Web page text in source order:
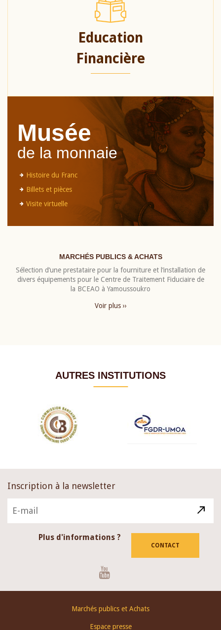
Education
Financière
Musée
de la monnaie
Histoire du Franc
Billets et pièces
Visite virtuelle
MARCHÉS PUBLICS & ACHATS
Sélection d’une prestataire pour la fourniture et l’installation de
divers équipements pour le Centre de Traitement Fiduciaire de
la BCEAO à Yamoussoukro
Voir plus ››
AUTRES INSTITUTIONS
Inscription à la newsletter
Plus d'informations ?
CONTACT
Marchés publics et Achats
Espace presse